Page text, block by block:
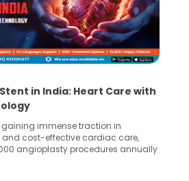
in India: Heart Care with
immense traction in
cost-effective cardiac care,
angioplasty procedures annually
treatments like angioplasty and